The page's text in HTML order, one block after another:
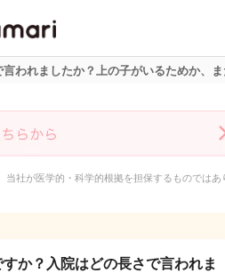
ト
われましたか？上の子がいるためか、ま
社が医学的・科学的根拠を担保するものではあ
か？入院はどの長さで言われま